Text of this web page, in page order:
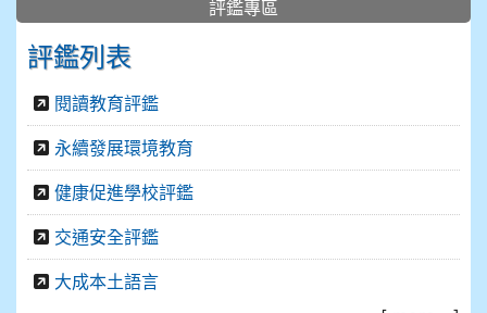
評鑑專區
評鑑列表
閱讀教育評鑑
永續發展環境教育
健康促進學校評鑑
交通安全評鑑
大成本土語言